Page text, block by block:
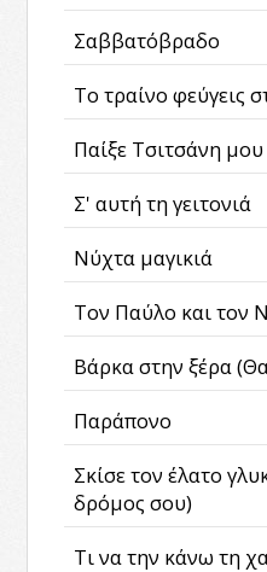
Σαββατόβραδο
Το τραίνο φεύγεις
Παίξε Τσιτσάνη μου
Σ' αυτή τη γειτονιά
Νύχτα μαγικιά
Τον Παύλο και τον
Βάρκα στην ξέρα
Παράπονο
Σκίσε τον έλατο
δρόμος σου)
Τι να την κάνω τη